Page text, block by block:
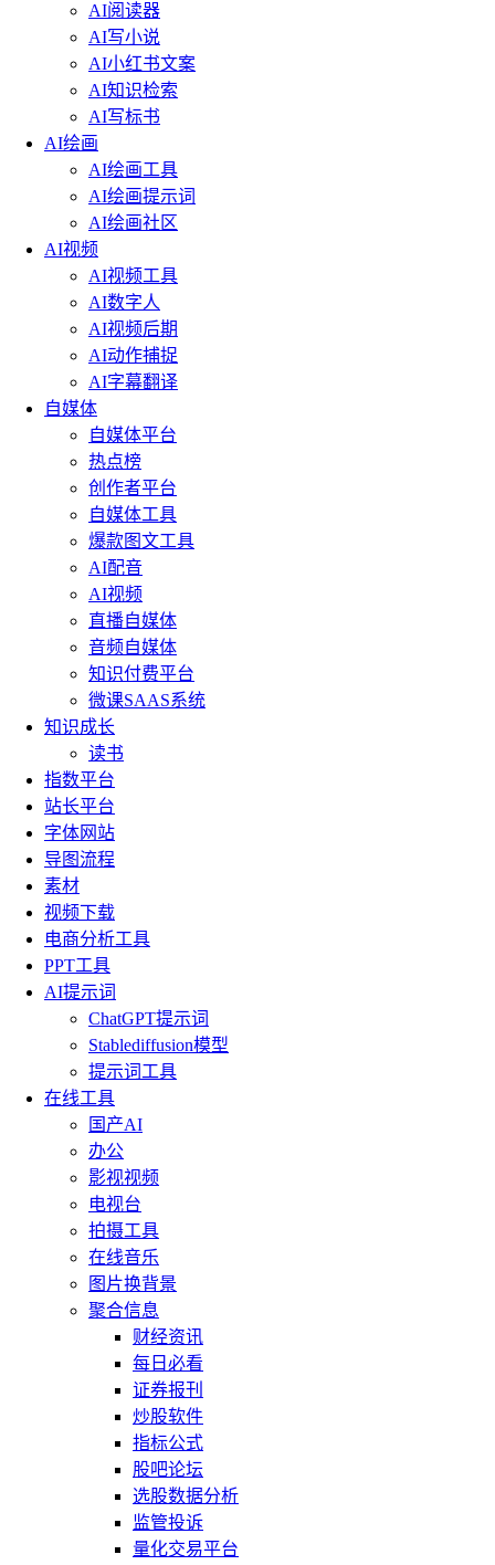
AI阅读器
AI写小说
AI小红书文案
AI知识检索
AI写标书
AI绘画
AI绘画工具
AI绘画提示词
AI绘画社区
AI视频
AI视频工具
AI数字人
AI视频后期
AI动作捕捉
AI字幕翻译
自媒体
自媒体平台
热点榜
创作者平台
自媒体工具
爆款图文工具
AI配音
AI视频
直播自媒体
音频自媒体
知识付费平台
微课SAAS系统
知识成长
读书
指数平台
站长平台
字体网站
导图流程
素材
视频下载
电商分析工具
PPT工具
AI提示词
ChatGPT提示词
Stablediffusion模型
提示词工具
在线工具
国产AI
办公
影视视频
电视台
拍摄工具
在线音乐
图片换背景
聚合信息
财经资讯
每日必看
证券报刊
炒股软件
指标公式
股吧论坛
选股数据分析
监管投诉
量化交易平台